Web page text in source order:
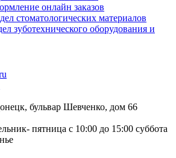
онлайн заказов
стоматологических материалов
зуботехнического оборудования и
бульвар Шевченко, дом 66
пятница с 10:00 до 15:00 суббота